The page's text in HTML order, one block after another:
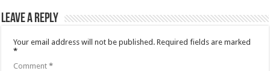
Leave a Reply
Your email address will not be published. Required fields are marked
*
Comment*